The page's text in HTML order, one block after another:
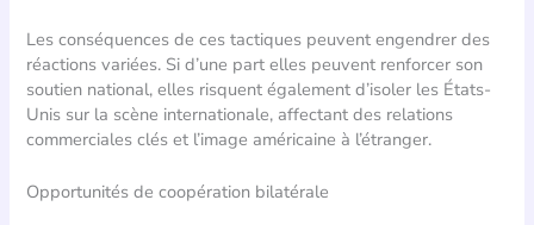
Les conséquences de ces tactiques peuvent engendrer des
réactions variées. Si d’une part elles peuvent renforcer son
soutien national, elles risquent également d’isoler les États-
Unis sur la scène internationale, affectant des relations
commerciales clés et l’image américaine à l’étranger.
Opportunités de coopération bilatérale